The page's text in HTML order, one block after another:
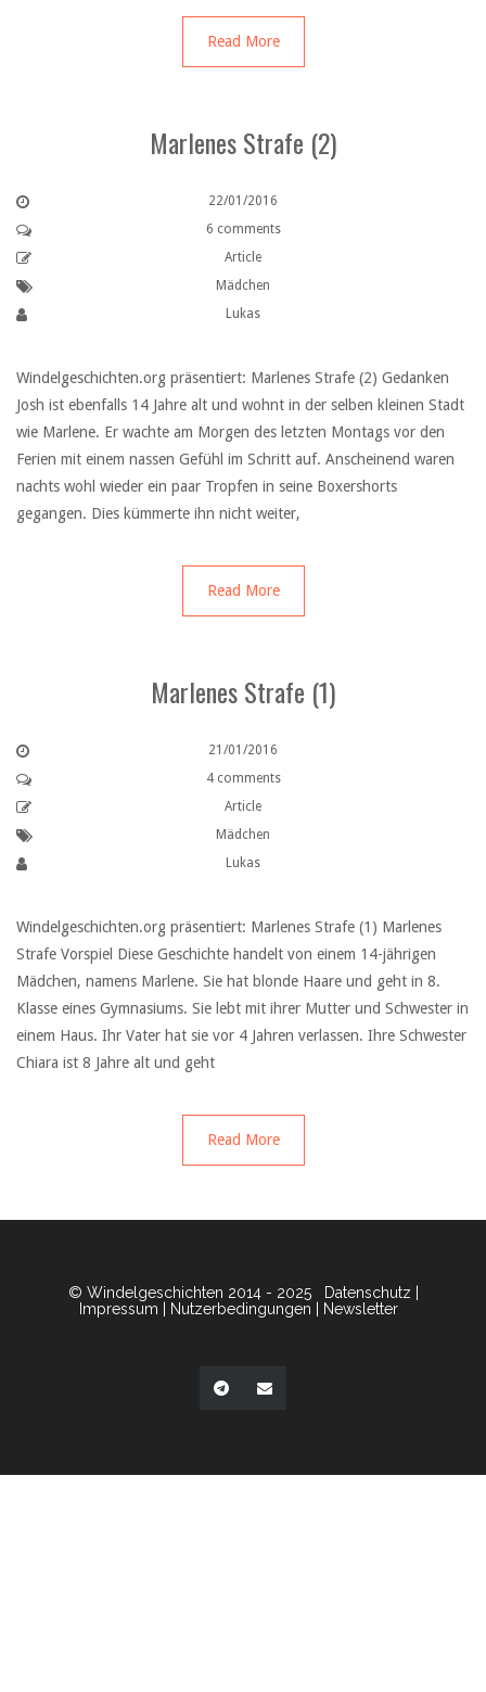
Read More
Marlenes Strafe (2)
22/01/2016
6 comments
Article
Mädchen
Lukas
Windelgeschichten.org präsentiert: Marlenes Strafe (2) Gedanken
Josh ist ebenfalls 14 Jahre alt und wohnt in der selben kleinen Stadt
wie Marlene. Er wachte am Morgen des letzten Montags vor den
Ferien mit einem nassen Gefühl im Schritt auf. Anscheinend waren
nachts wohl wieder ein paar Tropfen in seine Boxershorts
gegangen. Dies kümmerte ihn nicht weiter,
Read More
Marlenes Strafe (1)
21/01/2016
4 comments
Article
Mädchen
Lukas
Windelgeschichten.org präsentiert: Marlenes Strafe (1) Marlenes
Strafe Vorspiel Diese Geschichte handelt von einem 14-jährigen
Mädchen, namens Marlene. Sie hat blonde Haare und geht in 8.
Klasse eines Gymnasiums. Sie lebt mit ihrer Mutter und Schwester in
einem Haus. Ihr Vater hat sie vor 4 Jahren verlassen. Ihre Schwester
Chiara ist 8 Jahre alt und geht
Read More
© Windelgeschichten 2014 - 2025 Datenschutz
Impressum
Nutzerbedingungen Newsletter